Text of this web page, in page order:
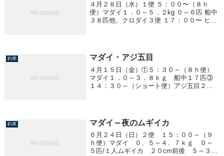
４月２８日（水）１便 ５：００〜（８ｈ
便）マダイ１．０～５．２kg ０～６匹 船中
３８匹他、クロダイ３便 １７：００〜 ヒラ
釣果 マダイ・アジ五目
４月１５日（金）①５：３０～（８ｈ便）
マダイ１．０～３．８ｋｇ 船中１７匹③
１４：３０～（ショート便）アジ五目２５
釣果 マダイ～夜のムギイカ
６月２４日（日）２便 １５：００～（９
ｈ便）マダイ ０、５～４、７ｋｇ ０～
５匹/１人ムギイカ ２０cm前後 ５～３５